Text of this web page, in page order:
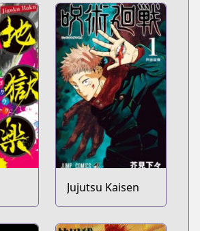
Jujutsu Kaisen